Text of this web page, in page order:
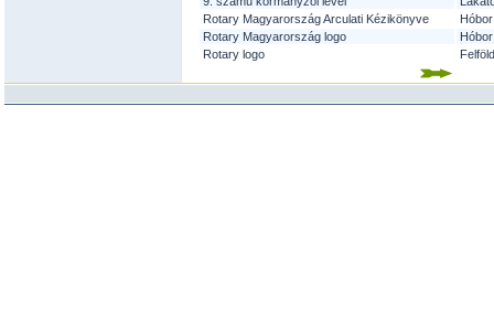
Rotary Magyarország Arculati Kézikönyve
Rotary Magyarország logo
Rotary logo